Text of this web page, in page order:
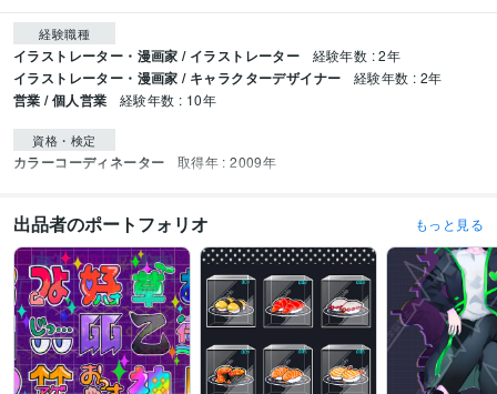
経験職種
イラストレーター・漫画家 / イラストレーター 経験年数 : 2年
イラストレーター・漫画家 / キャラクターデザイナー 経験年数 : 2年
営業 / 個人営業 経験年数 : 10年
資格・検定
カラーコーディネーター 取得年 : 2009年
出品者のポートフォリオ もっと見る